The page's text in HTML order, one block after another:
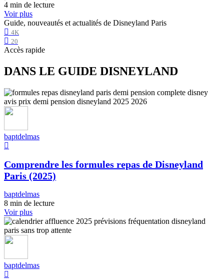
4 min de lecture
Voir plus
Guide, nouveautés et actualités de Disneyland Paris
4K
20
Accès rapide
DANS LE GUIDE DISNEYLAND
baptdelmas
Comprendre les formules repas de Disneyland
Paris (2025)
baptdelmas
8 min de lecture
Voir plus
baptdelmas